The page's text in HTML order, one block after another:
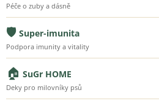
Péče o zuby a dásně
🛡️ Super-imunita
Podpora imunity a vitality
🏠 SuGr HOME
Deky pro milovníky psů